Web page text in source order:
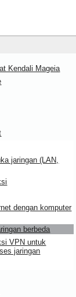
Kendali Mageia
jaringan (LAN,
dengan komputer
berbeda
VPN untuk
jaringan